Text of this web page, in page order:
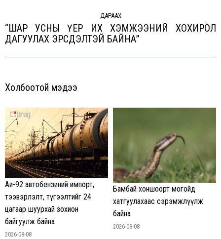
ДАРААХ
Next
“ШАР УСНЫ ҮЕР ИХ ХЭМЖЭЭНИЙ ХОХИРОЛ
ДАГУУЛАХ ЭРСДЭЛТЭЙ БАЙНА”
Холбоотой мэдээ
Аи-92 автобензиний импорт,
тээвэрлэлт, түгээлтийг 24
цагаар шуурхай зохион
байгуулж байна
2026-08-08
Бамбай хоншоорт могойд
хатгуулахаас сэрэмжлүүлж
байна
2026-08-08